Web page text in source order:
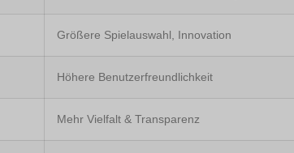
Größere Spielauswahl, Innovation
Höhere Benutzerfreundlichkeit
Mehr Vielfalt & Transparenz